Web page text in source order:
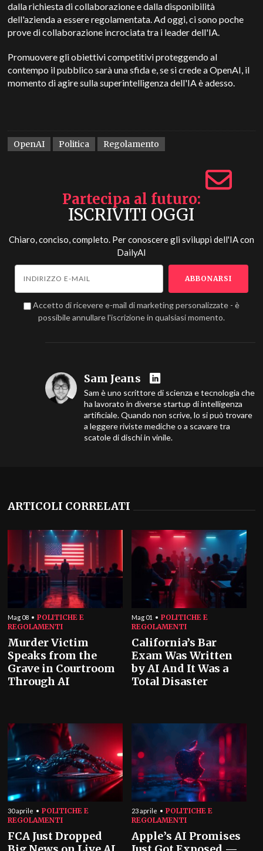
dalla richiesta di collaborazione e dalla disponibilità
dell'azienda a essere regolamentata.Ad oggi, ci sono poche
prove di collaborazione incrociata tra i leader dell'IA.
Promuovere gli obiettivi competitivi proteggendo al
contempo il pubblico sarà una sfida e, se si crede a OpenAI, il
momento di agire sulla superintelligenza dell'IA è adesso.
OpenAI Politica Regolamento
Partecipa al futuro
ISCRIVITI OGGI
Chiaro, conciso, completo. Per conoscere gli sviluppi dell'IA con
DailyAI
Accetto di ricevere e-mail di marketing personalizzate - è
possibile annullare l'iscrizione in qualsiasi momento.
Sam Jeans
Sam è uno scrittore di scienza e tecnologia che
ha lavorato in diverse startup di intelligenza
artificiale. Quando non scrive, lo si può trovare
a leggere riviste mediche o a scavare tra
scatole di dischi in vinile.
ARTICOLI CORRELATI
Mag 08
POLITICHE E
REGOLAMENTI
Murder Victim
Speaks from the
Grave in Courtroom
Through AI
Mag 01
POLITICHE E
REGOLAMENTI
California’s Bar
Exam Was Written
by AI And It Was a
Total Disaster
30 aprile
POLITICHE E
REGOLAMENTI
FCA Just Dropped
23 aprile
POLITICHE E
REGOLAMENTI
Apple’s AI Promises